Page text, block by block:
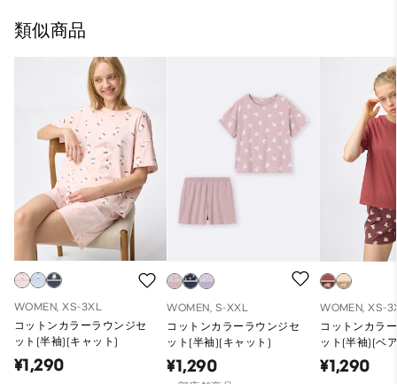
類似商品
WOMEN, XS-3XL
コットンカラーラウンジセ
ット(半袖)(キャット)
¥1,290
WOMEN, S-XXL
コットンカラーラウンジセ
ット(半袖)(キャット)
¥1,290
WOMEN, XS-
コットンカラ
ット(半袖)(ベ
¥1,290